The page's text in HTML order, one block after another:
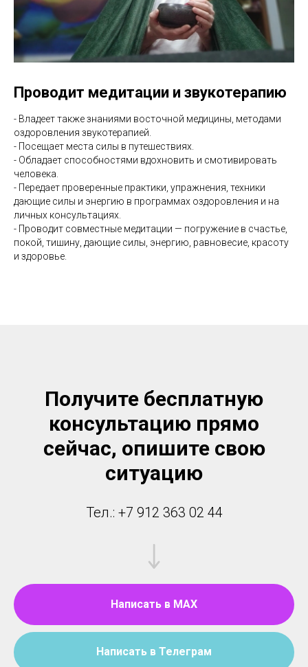
Проводит медитации и звукотерапию
- Владеет также знаниями восточной медицины, методами
оздоровления звукотерапией.
- Посещает места силы в путешествиях.
- Обладает способностями вдохновить и смотивировать
человека.
- Передает проверенные практики, упражнения, техники
дающие силы и энергию в программах оздоровления и на
личных консультациях.
- Проводит совместные медитации — погружение в счастье,
покой, тишину, дающие силы, энергию, равновесие, красоту
и здоровье.
Получите бесплатную
консультацию прямо
сейчас, опишите свою
ситуацию
Тел.: +7 912 363 02 44
Написать в MAX
Написать в Телеграм